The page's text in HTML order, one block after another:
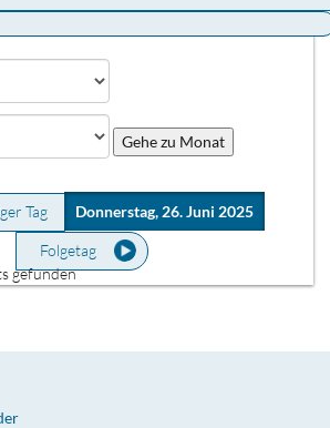
Gehe zu Monat
Tag Donnerstag, 26. Juni 2025
Folgetag
gefunden